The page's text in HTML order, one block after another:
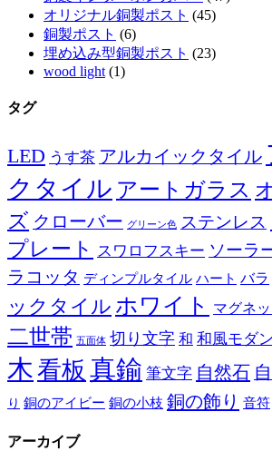
オリジナル銅製ポスト (45)
銅製ポスト (6)
埋め込み型銅製ポスト (23)
wood light (1)
タグ
LED うす茶 アルカイックタイル
クタイル アートガラス
ズ クローバー グリーン色 ステンレス
プレート スワロフスキー ソーラ
ラコッタ ディンプルタイル ハート バラ
ックタイル ホワイト マグネッ
二世帯 五面体 切り文字 和 和風モダン
木看板 真鍮 筆文字 自然石
り 銅のアイビー 銅の小枝 銅の飾り 音符
アーカイブ